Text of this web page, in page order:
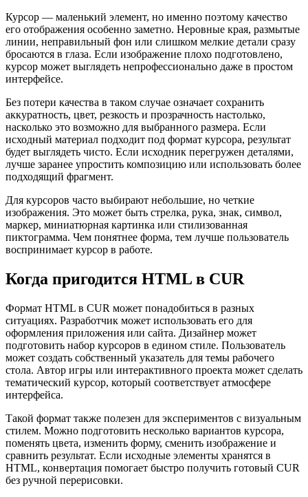
Курсор — маленький элемент, но именно поэтому качество
его отображения особенно заметно. Неровные края, размытые
линии, неправильный фон или слишком мелкие детали сразу
бросаются в глаза. Если изображение плохо подготовлено,
курсор может выглядеть непрофессионально даже в простом
интерфейсе.
Без потери качества в таком случае означает сохранить
аккуратность, цвет, резкость и прозрачность настолько,
насколько это возможно для выбранного размера. Если
исходный материал подходит под формат курсора, результат
будет выглядеть чисто. Если исходник перегружен деталями,
лучше заранее упростить композицию или использовать более
подходящий фрагмент.
Для курсоров часто выбирают небольшие, но четкие
изображения. Это может быть стрелка, рука, знак, символ,
маркер, миниатюрная картинка или стилизованная
пиктограмма. Чем понятнее форма, тем лучше пользователь
воспринимает курсор в работе.
Когда пригодится HTML в CUR
Формат HTML в CUR может понадобиться в разных
ситуациях. Разработчик может использовать его для
оформления приложения или сайта. Дизайнер может
подготовить набор курсоров в едином стиле. Пользователь
может создать собственный указатель для темы рабочего
стола. Автор игры или интерактивного проекта может сделать
тематический курсор, который соответствует атмосфере
интерфейса.
Такой формат также полезен для экспериментов с визуальным
стилем. Можно подготовить несколько вариантов курсора,
поменять цвета, изменить форму, сменить изображение и
сравнить результат. Если исходные элементы хранятся в
HTML, конвертация помогает быстро получить готовый CUR
без ручной перерисовки.